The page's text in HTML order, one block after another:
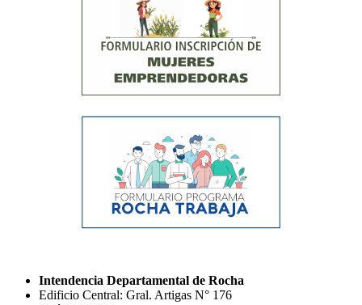
Intendencia Departamental de Rocha
Edificio Central: Gral. Artigas N° 176